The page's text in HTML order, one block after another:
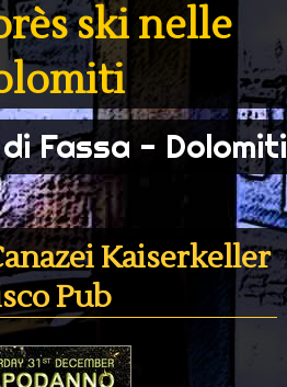
ski nelle
Fassa - Dolomiti
Kaiserkeller
Pub